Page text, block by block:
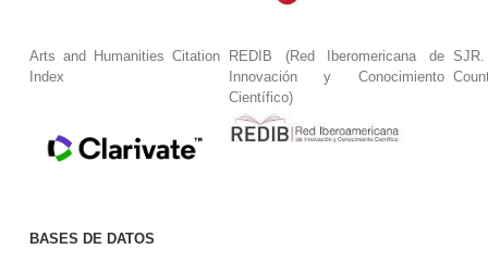
Arts and Humanities Citation
Index
REDIB (Red Iberomericana de
Innovación y Conocimiento
Científico)
BASES DE DATOS